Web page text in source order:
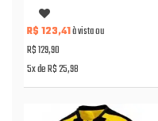
R$ 123,41à vista ou
R$ 129,90
5x de R$ 25,98